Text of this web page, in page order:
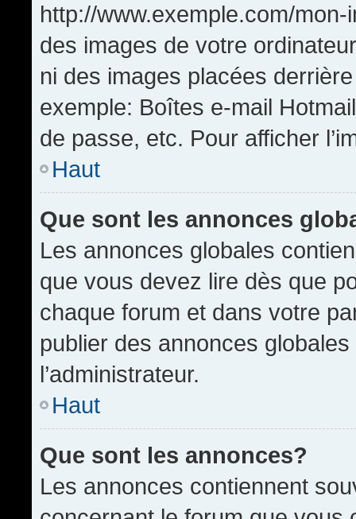
http://www.exemple.com/
des images de votre
ni des images placées
exemple: Boîtes e-mail
de passe, etc. Pour afficher
Haut
Que sont les annonces
Les annonces globales
que vous devez lire dès que
chaque forum et dans votre
publier des annonces
l’administrateur.
Haut
Que sont les annonces?
Les annonces contiennent